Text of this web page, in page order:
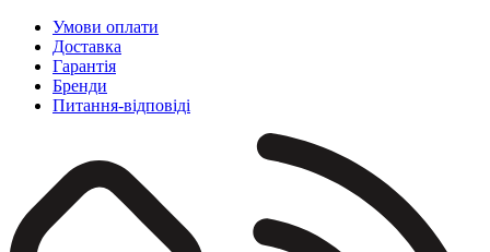
Умови оплати
Доставка
Гарантія
Бренди
Питання-відповіді